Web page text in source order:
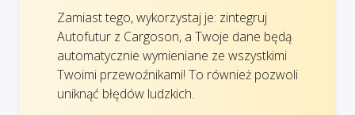
Zamiast tego, wykorzystaj je: zintegruj
Autofutur z Cargoson, a Twoje dane będą
automatycznie wymieniane ze wszystkimi
Twoimi przewoźnikami! To również pozwoli
uniknąć błędów ludzkich.